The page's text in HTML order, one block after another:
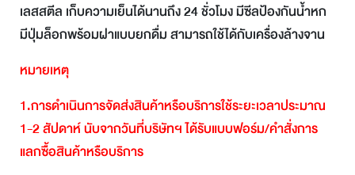
เลสสตีล เก็บความเย็นได้นานถึง 24 ชั่วโมง มีซีลป้องกันน้ำหก
มีปุ่มล็อกพร้อมฝาแบบยกดื่ม สามารถใช้ได้กับเครื่องล้างจาน
หมายเหตุ
1.การดำเนินการจัดส่งสินค้าหรือบริการใช้ระยะเวลาประมาณ
1-2สัปดาห์นับจากวันที่บริษัทฯได้รับแบบฟอร์ม/คำสั่งการ
แลกซื้อสินค้าหรือบริการ